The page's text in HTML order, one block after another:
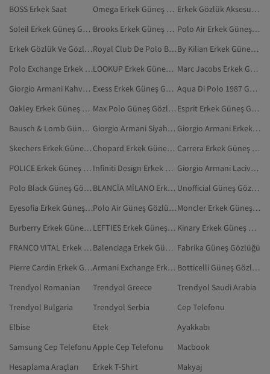
BOSS Erkek Saat
Omega Erkek Güneş Gözlüğü
Erkek Gözlük Aksesuarları
Soleil Erkek Güneş Gözlüğü
Brooks Erkek Güneş Gözlüğü
Polo Air Erkek Güneş Gözlüğü
Erkek Gözlük Ve Gözlük Aksesuarları
Royal Club De Polo Barcelona Erkek Güneş Gözlüğü
By Kilian Erkek Güneş Gözlüğü
Polo Exchange Erkek Güneş Gözlüğü
LOOKUP Erkek Güneş Gözlüğü
Marc Jacobs Erkek Güneş Gözlüğü
Giorgio Armani Kahverengi Güneş Gözlüğü
Exess Erkek Güneş Gözlüğü
Aqua Di Polo 1987 Güneş Gözlüğü
Oakley Erkek Güneş Gözlüğü
Max Polo Güneş Gözlüğü
Esprit Erkek Güneş Gözlüğü
Bausch & Lomb Güneş Gözlüğü
Giorgio Armani Siyah Güneş Gözlüğü
Giorgio Armani Erkek Güneş Gözlüğü
Skechers Erkek Güneş Gözlüğü
Chopard Erkek Güneş Gözlüğü
Carrera Erkek Güneş Gözlüğü
POLICE Erkek Güneş Gözlüğü
Infiniti Design Erkek Güneş Gözlüğü
Giorgio Armani Lacivert Güneş Gözlüğü
Polo Black Güneş Gözlüğü
BLANCİA MİLANO Erkek Güneş Gözlüğü
Unofficial Güneş Gözlüğü
Eyesofia Erkek Güneş Gözlüğü
Polo Air Güneş Gözlüğü
Moncler Erkek Güneş Gözlüğü
Burberry Erkek Güneş Gözlüğü
LEFTIES Erkek Güneş Gözlüğü
Kinary Erkek Güneş Gözlüğü
FRANCO VITAL Erkek Güneş Gözlüğü
Balenciaga Erkek Güneş Gözlüğü Fabrika Güneş Gözlüğü
Pierre Cardin Erkek Güneş Gözlüğü
Armani Exchange Erkek Güneş Gözlüğü
Botticelli Güneş Gözlüğü
Trendyol Romanian
Trendyol Greece
Trendyol Saudi Arabia
Trendyol Bulgaria
Trendyol Serbia
Cep Telefonu
Elbise
Etek
Ayakkabı
Samsung Cep TelefonuApple Cep Telefonu
Macbook
Hesaplama Araçları
Erkek T-Shirt Makyaj